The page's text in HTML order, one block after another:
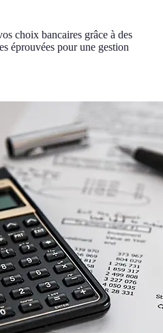
choix bancaires grâce à des
éprouvées pour une gestion